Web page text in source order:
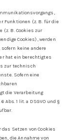
Funktionen (z. B. für die
B. Cookies zur
Cookies), werden
sofern keine andere
hat ein berechtigtes
zur technisch
Sofern eine
die Verarbeitung
1 lit. a DSGVO und §
Setzen von Cookies
die Annahme von